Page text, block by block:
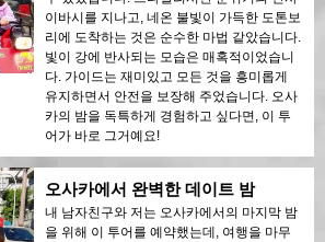
이바시를 지나고, 네온 불빛이 가득한 도톤보
리에 도착하는 것은 순수한 마법 같았습니다.
빛이 강에 반사되는 모습은 매혹적이었습니
다. 가이드는 재미있고 모든 것을 흥미롭게
유지하면서 안전을 보장해 주었습니다. 오사
카의 밤을 독특하게 경험하고 싶다면, 이 투
어가 바로 그거예요!
오사카에서 완벽한 데이트 밤
내 남자친구와 저는 오사카에서의 마지막 밤
을 위해 이 투어를 예약했는데, 여행을 마무